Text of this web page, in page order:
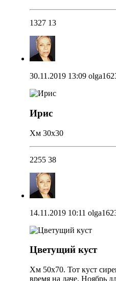
1327 13
30.11.2019 13:09
Ирис
Хм 30х30
2255 38
14.11.2019 10:11
Цветущий куст
Хм 50х70. Тот куст
время на даче. Ноябрь